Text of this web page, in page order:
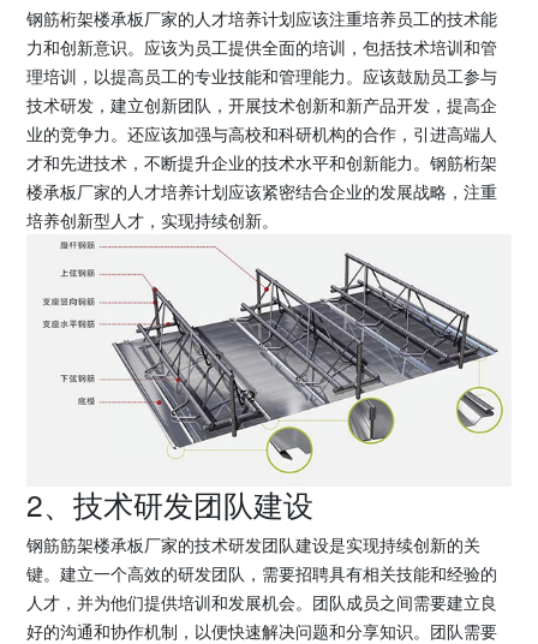
钢筋桁架楼承板厂家的人才培养计划应该注重培养员工的技术能
力和创新意识。应该为员工提供全面的培训，包括技术培训和管
理培训，以提高员工的专业技能和管理能力。应该鼓励员工参与
技术研发，建立创新团队，开展技术创新和新产品开发，提高企
业的竞争力。还应该加强与高校和科研机构的合作，引进高端人
才和先进技术，不断提升企业的技术水平和创新能力。钢筋桁架
楼承板厂家的人才培养计划应该紧密结合企业的发展战略，注重
培养创新型人才，实现持续创新。
2、技术研发团队建设
钢筋筋架楼承板厂家的技术研发团队建设是实现持续创新的关
键。建立一个高效的研发团队，需要招聘具有相关技能和经验的
人才，并为他们提供培训和发展机会。团队成员之间需要建立良
好的沟通和协作机制，以便快速解决问题和分享知识。团队需要